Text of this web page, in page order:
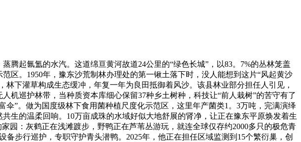
起氤氲的水汽。这道绵亘黄河故道24公里的“绿色长城”，以83。7%的丛林笼盖
区。1950年，豫东沙荒制林办理处的第一锹土落下时，没人能想到这片“风起黄沙
下灌草构成生态缓冲，年复一年为良田抵御着风沙。该县林业部分担任人引见，
机巡护林带，当种质资本库细心保留37种乡土树种，科技让“前人栽树”的苦守有了
”。做为国度级林下食用菌种植尺度化示范区，这里年产菌类1。3万吨，完满演绎
生的温柔回响。10万亩成珠的水域好似大地舒展的肾净，让正在豫东平原焕发着生
园：灰鹤正在浅滩踱步，野鸭正在芦苇丛游玩，就连全球仅存约2000多只的极危青
步行巡护，专职守护青头潜鸭。2025年，他正在担任区域监测到15个繁衍巢，创